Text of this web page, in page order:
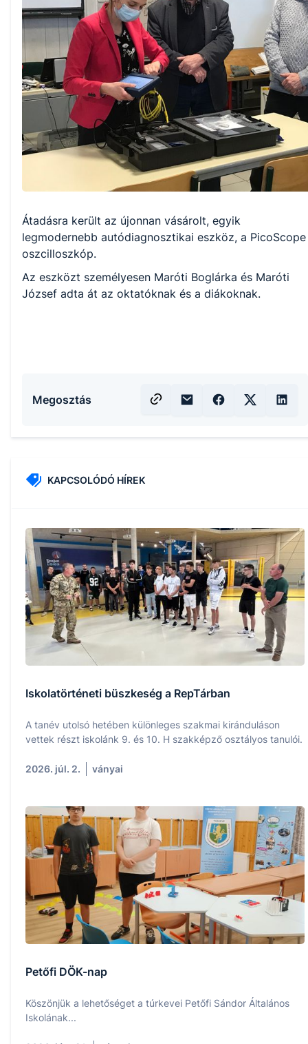
Átadásra került az újonnan vásárolt, egyik
legmodernebb autódiagnosztikai eszköz, a PicoScope
oszcilloszkóp.
Az eszközt személyesen Maróti Boglárka és Maróti
József adta át az oktatóknak és a diákoknak.
Megosztás
KAPCSOLÓDÓ HÍREK
Iskolatörténeti büszkeség a RepTárban
A tanév utolsó hetében különleges szakmai kiránduláson
vettek részt iskolánk 9. és 10. H szakképző osztályos tanulói.
2026. júl. 2. ványai
Petőfi DÖK-nap
Köszönjük a lehetőséget a túrkevei Petőfi Sándor Általános
Iskolának...